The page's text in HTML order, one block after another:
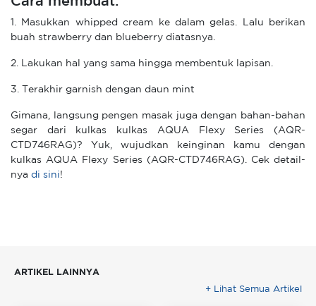
1. Masukkan whipped cream ke dalam gelas. Lalu berikan
buah strawberry dan blueberry diatasnya.
2. Lakukan hal yang sama hingga membentuk lapisan.
3. Terakhir garnish dengan daun mint
Gimana, langsung pengen masak juga dengan bahan-bahan
segar dari kulkas kulkas AQUA Flexy Series (AQR-
CTD746RAG)? Yuk, wujudkan keinginan kamu dengan
kulkas AQUA Flexy Series (AQR-CTD746RAG). Cek detail-
nya di sini!
ARTIKEL LAINNYA
+ Lihat Semua Artikel